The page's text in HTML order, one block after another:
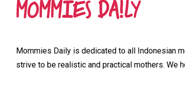
Mommies Daily is dedicated to all Indonesian
strive to be realistic and practical mothers. We